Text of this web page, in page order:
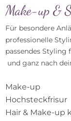
Make-up &
Für besondere
professionelle
passendes Styling
und ganz nach
Hair & Make-up